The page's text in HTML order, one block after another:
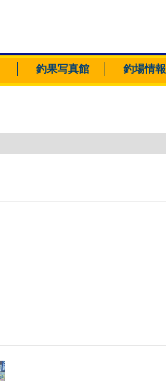
釣果写真館 釣場情報